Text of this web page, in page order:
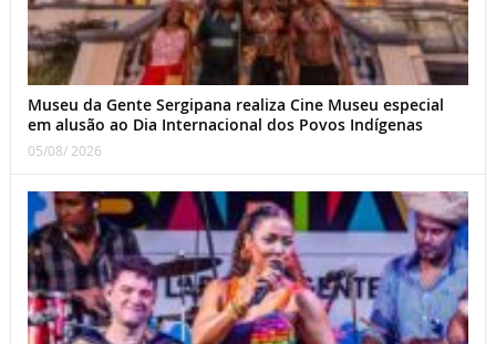
Museu da Gente Sergipana realiza Cine Museu especial
em alusão ao Dia Internacional dos Povos Indígenas
05/08/ 2026